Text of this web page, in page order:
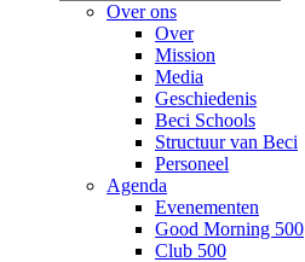
Over ons
Over
Mission
Media
Geschiedenis
Beci Schools
Structuur van Beci
Personeel
Agenda
Evenementen
Good Morning 500
Club 500